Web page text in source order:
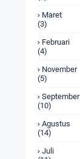
Maret
(3)
Februari
(4)
November
(5)
September
(10)
Agustus
(14)
Juli